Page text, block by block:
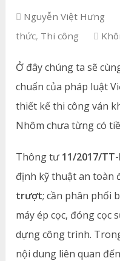
Nguyễn Việt Hưng
thức, Thi công
Ở đây chúng ta sẽ
chuẩn của pháp luật
thiết kế thi công ván
Nhôm chưa từng có
Thông tư 11/2017/TT-
định kỹ thuật an toàn
trượt; cần phân phối
máy ép cọc, đóng cọc
dựng công trình.
nội dung liên quan